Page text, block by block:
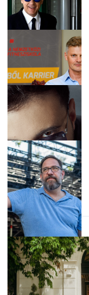
Politika
Content Lab HUB
Forbes-sztori
Társadalom